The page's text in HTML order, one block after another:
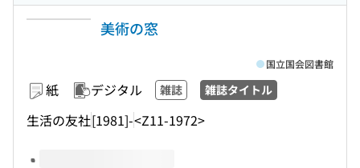
美術の窓
紙 デジタル 雑誌 雑誌タイトル
生活の友社[1981]-<Z11-1972>
国立国会図書館
このタイトルの巻号